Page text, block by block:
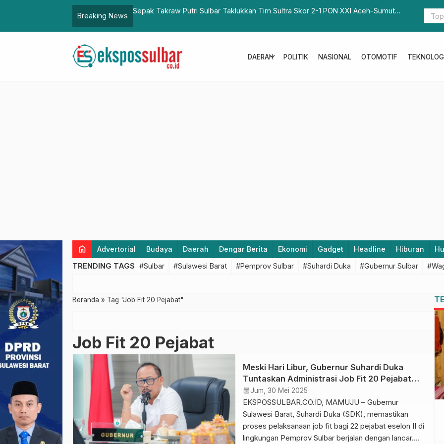
Breaking News
Sepak Takraw Putri Sulbar Taklukkan Tim Sultra Skor 2-1 PON XXI Aceh-Sumut
Toyota
Lebaran
DAERAH
expand_more POLITIK NASIONAL OTOMOTIF
home Advertorial Budaya Daerah Dengar Berita Ekonomi Gadget Headline Hiburan
TRENDING TAGS #Sulbar #Sulawesi Barat #Pemprov Sulbar #Suhardi Duka #Gubernur Sulbar
Beranda » Tag "Job Fit 20 Pejabat"
Job Fit 20 Pejabat
Meski Hari Libur, Gubernur Suhardi Duka
Tuntaskan Administrasi Job Fit 20 Pejabat
Sulbar
calendar_monthJum, 30 Mei 2025
EKSPOSSULBAR.CO.ID, MAMUJU – Gubernur
Sulawesi Barat, Suhardi Duka (SDK), memastikan
proses pelaksanaan job fit bagi 22 pejabat eselon II di
lingkungan Pemprov Sulbar berjalan dengan lancar.